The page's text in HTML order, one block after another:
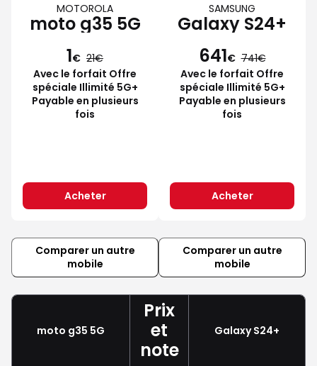
MOTOROLA
moto g35 5G
1€ 21
Avec le forfait Offre
spéciale Illimité 5G+
Payable en plusieurs
fois
Acheter
SAMSUNG
Galaxy S24+
641€ 741
Avec le forfait Offre
spéciale Illimité 5G+
Payable en plusieurs
fois
Acheter
Comparer un autre
mobile
Comparer un autre
mobile
moto g35 5G
Prix
et
note
Galaxy S24+